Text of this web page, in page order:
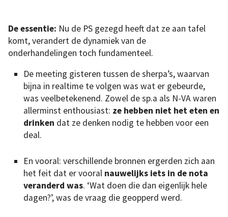
De essentie: Nu de PS gezegd heeft dat ze aan tafel
komt, verandert de dynamiek van de
onderhandelingen toch fundamenteel.
De meeting gisteren tussen de sherpa’s, waarvan
bijna in realtime te volgen was wat er gebeurde,
was veelbetekenend. Zowel de sp.a als N-VA waren
allerminst enthousiast: ze hebben niet het eten en
drinken dat ze denken nodig te hebben voor een
deal.
En vooral: verschillende bronnen ergerden zich aan
het feit dat er vooral nauwelijks iets in de nota
veranderd was. ‘Wat doen die dan eigenlijk hele
dagen?’, was de vraag die geopperd werd.